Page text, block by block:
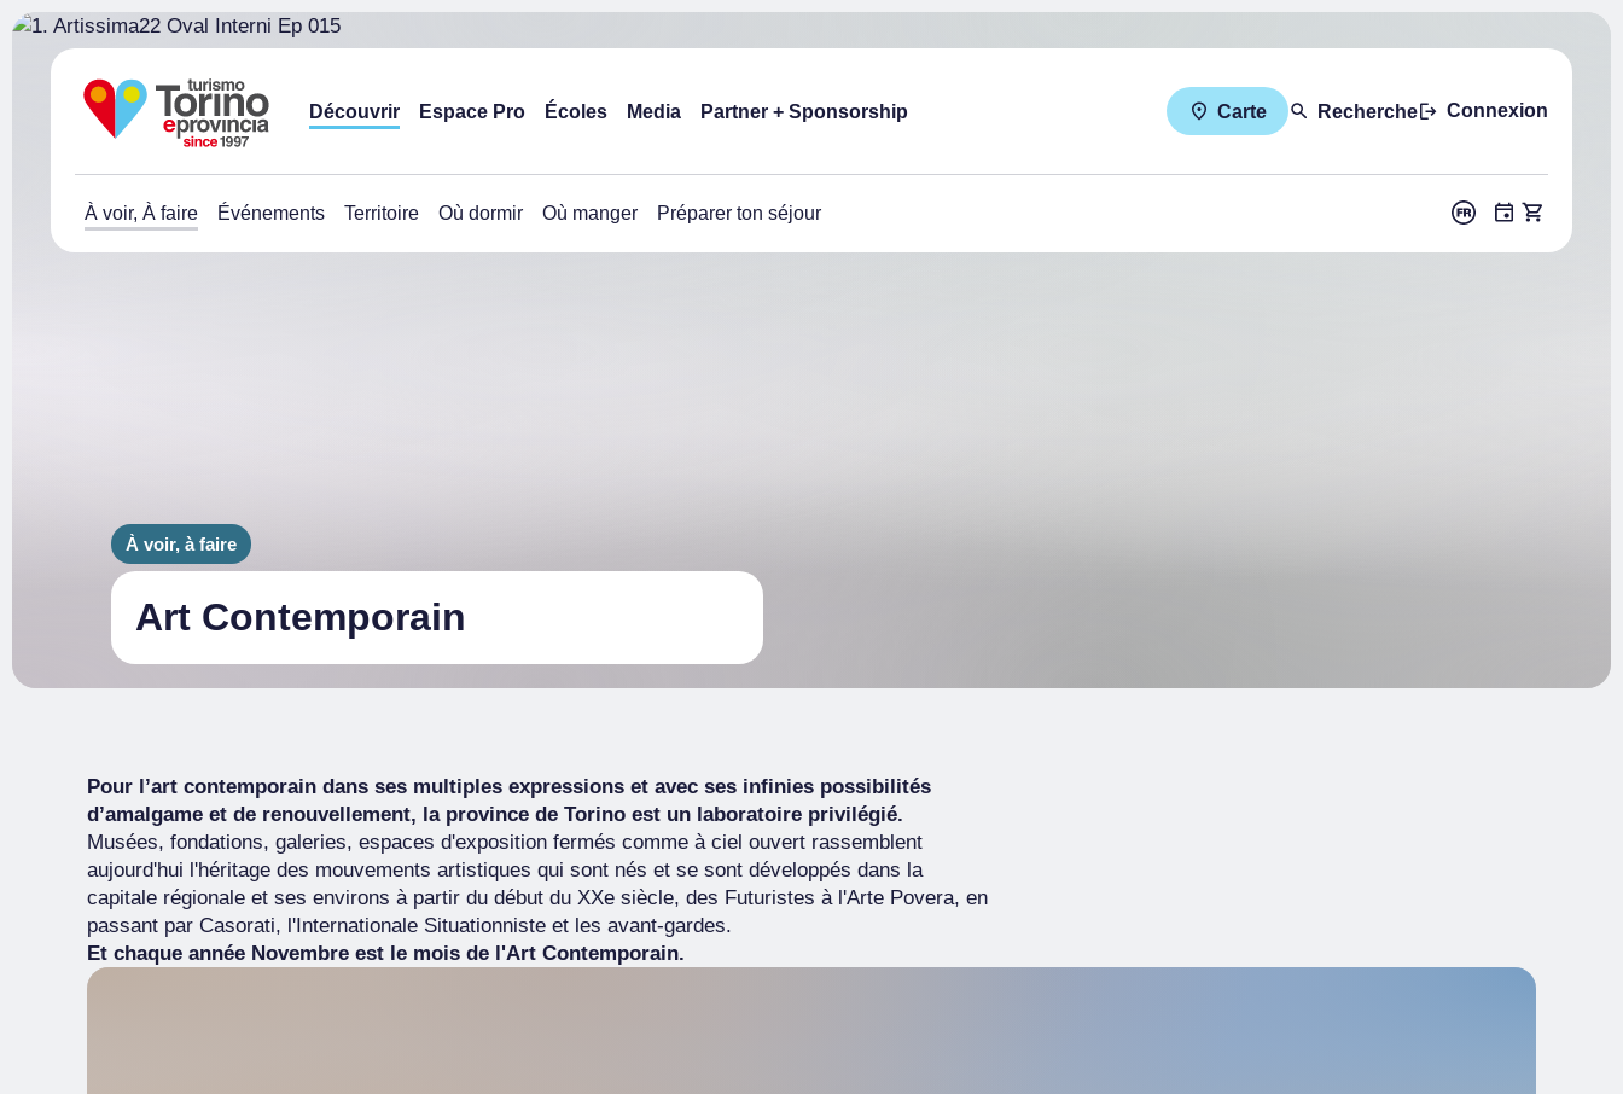
Découvrir Espace Pro Écoles Media Partner + Sponsorship Carte Recherche Connexion
À voir, À faire Événements Territoire Où dormir Où manger Préparer ton séjour
À voir, à faire
Art Contemporain
Pour l’art contemporain dans ses multiples expressions et avec ses infinies possibilités
d’amalgame et de renouvellement, la province de Torino est un laboratoire privilégié.
Musées, fondations, galeries, espaces d'exposition fermés comme à ciel ouvert rassemblent
aujourd'hui l'héritage des mouvements artistiques qui sont nés et se sont développés dans la
capitale régionale et ses environs à partir du début du XXe siècle, des Futuristes à l'Arte Povera, en
passant par Casorati, l'Internationale Situationniste et les avant-gardes.
Et chaque année Novembre est le mois de l'Art Contemporain.